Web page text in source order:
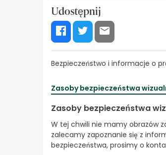
Bestsellery
Health Points
Udostępnij
Bezpieczeństwo i informacje o
Zasoby bezpieczeństwa
Zasoby bezpieczeństwa
W tej chwili nie mamy obrazów
zalecamy zapoznanie się z
bezpieczeństwa, prosimy o